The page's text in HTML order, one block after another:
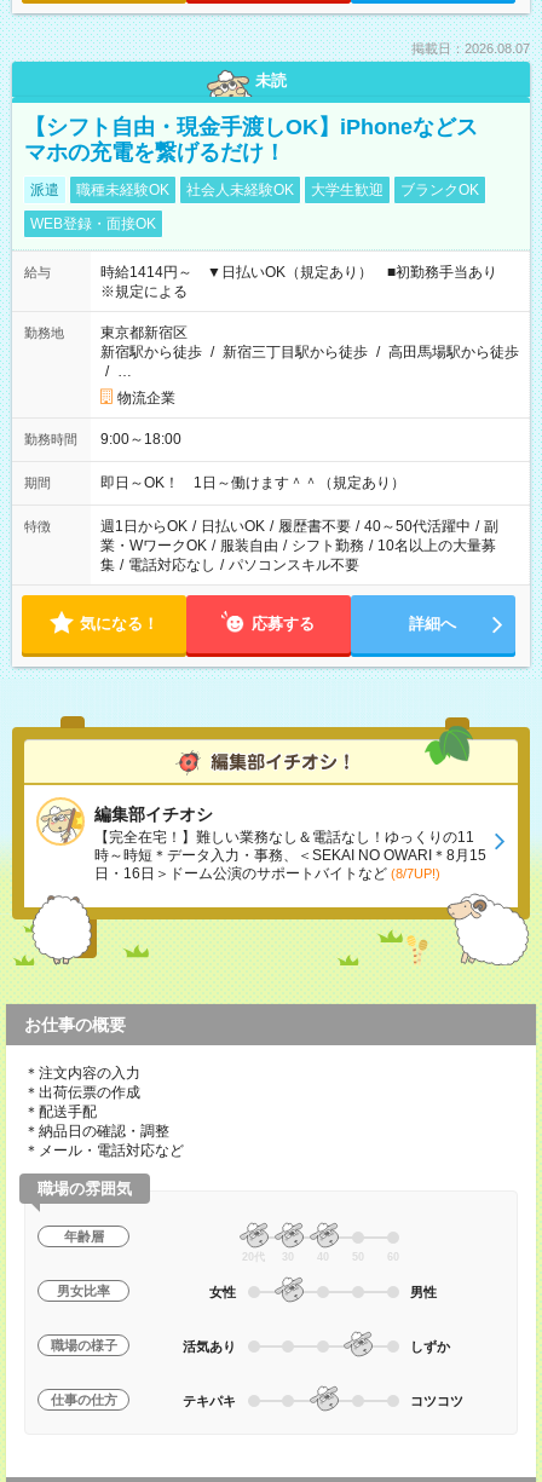
掲載日：2026.08.07
未読
【シフト自由・現金手渡しOK】iPhoneなどス
マホの充電を繋げるだけ！
派遣 職種未経験OK 社会人未経験OK 大学生歓迎
ブランクOK
WEB登録・面接OK
給与
時給1414円～ ▼日払いOK（規定あり） ■初勤務手当あり
※規定による
勤務地
東京都新宿区
新宿駅から徒歩 / 新宿三丁目駅から徒歩 / 高田馬場駅から徒歩
/ …
物流企業
勤務時間 9:00～18:00
期間 即日～OK！ 1日～働けます＾＾（規定あり）
特徴 週1日からOK / 日払いOK / 履歴書不要 / 40～50代活躍中 / 副
業・WワークOK / 服装自由 / シフト勤務 / 10名以上の大量募
集 / 電話対応なし / パソコンスキル不要
気になる！ 応募する 詳細へ
編集部イチオシ
【完全在宅！】難しい業務なし＆電話なし！ゆっくりの11
時～時短＊データ入力・事務、＜SEKAI NO OWARI＊8月15
日・16日＞ドーム公演のサポートバイトなど (8/7UP!)
お仕事の概要
＊注文内容の入力
＊出荷伝票の作成
＊配送手配
＊納品日の確認・調整
＊メール・電話対応など
職場の雰囲気
年齢層
20代 30 40 50 60
男女比率 女性 男性
職場の様子 活気あり しずか
仕事の仕方 テキパキ コツコツ